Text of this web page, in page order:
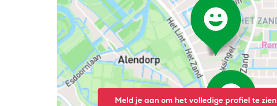
Meld je aan om het volledige profiel te zien